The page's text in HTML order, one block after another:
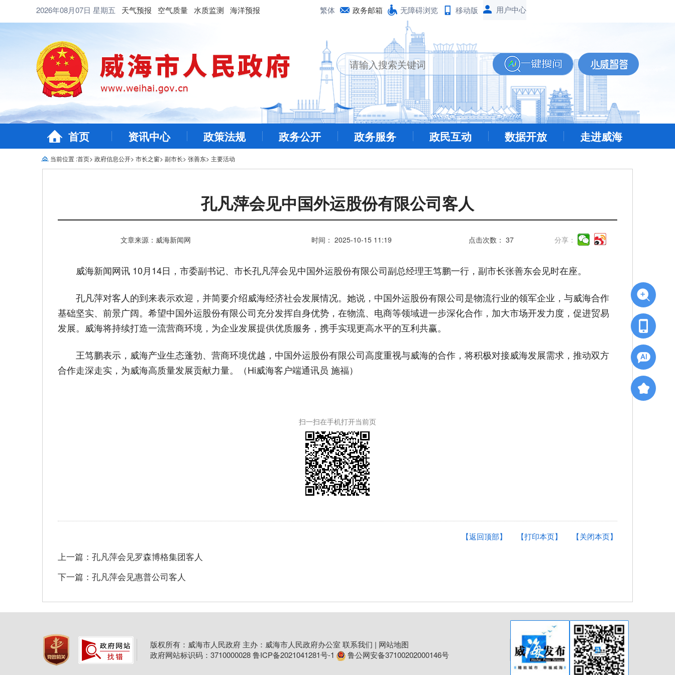
2026年08月07日 星期五 天气预报 空气质量 水质监测 海洋预报 繁体 政务邮箱 无障碍浏览 移动版
首页 资讯中心 政策法规 政务公开 政务服务 政民互动 数据开放 走进威海
当前位置 :首页> 政府信息公开> 市长之窗> 副市长> 张善东> 主要活动
孔凡萍会见中国外运股份有限公司客人
文章来源：威海新闻网 时间： 2025-10-15 11:19 点击次数：37 分享：
威海新闻网讯 10月14日，市委副书记、市长孔凡萍会见中国外运股份有限公司副总经理王笃鹏一行，副市长张善东会见时在座。
孔凡萍对客人的到来表示欢迎，并简要介绍威海经济社会发展情况。她说，中国外运股份有限公司是物流行业的领军企业，与威海合作
基础坚实、前景广阔。希望中国外运股份有限公司充分发挥自身优势，在物流、电商等领域进一步深化合作，加大市场开发力度，促进贸易
发展。威海将持续打造一流营商环境，为企业发展提供优质服务，携手实现更高水平的互利共赢。
王笃鹏表示，威海产业生态蓬勃、营商环境优越，中国外运股份有限公司高度重视与威海的合作，将积极对接威海发展需求，推动双方
合作走深走实，为威海高质量发展贡献力量。（Hi威海客户端通讯员 施福）
扫一扫在手机打开当前页
【关闭本页】
【打印本页】
【返回顶部】
上一篇：孔凡萍会见罗森博格集团客人
下一篇：孔凡萍会见惠普公司客人
版权所有：威海市人民政府 主办：威海市人民政府办公室 联系我们 | 网站地图
政府网站标识码：3710000028鲁ICP备2021041281号-1 鲁公网安备37100202000146号